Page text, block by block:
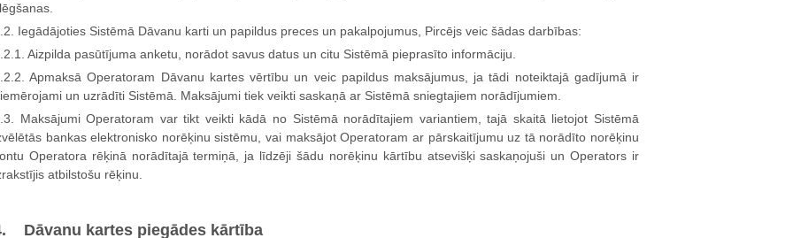
Iegādājoties Sistēmā Dāvanu karti un papildus preces un pakalpojumus, Pircējs veic šādas darbības:
Aizpilda pasūtījuma anketu, norādot savus datus un citu Sistēmā pieprasīto informāciju.
Apmaksā Operatoram Dāvanu kartes vērtību un veic papildus maksājumus, ja tādi noteiktajā gadījumā ir
un uzrādīti Sistēmā. Maksājumi tiek veikti saskaņā ar Sistēmā sniegtajiem norādījumiem.
Maksājumi Operatoram var tikt veikti kādā no Sistēmā norādītajiem variantiem, tajā skaitā lietojot Sistēmā
bankas elektronisko norēķinu sistēmu, vai maksājot Operatoram ar pārskaitījumu uz tā norādīto norēķinu
Operatora rēķinā norādītajā termiņā, ja līdzēji šādu norēķinu kārtību atsevišķi saskaņojuši un Operators ir
atbilstošu rēķinu.
Dāvanu kartes piegādes kārtība